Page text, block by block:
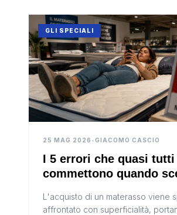
GLI SPECIALI
25 MAG 2026 •GIACOMO CASCIO
I 5 errori che quasi tutti
commettono quando
costano caro al tuo
L'acquisto di un materasso viene
affrontato con superficialità,